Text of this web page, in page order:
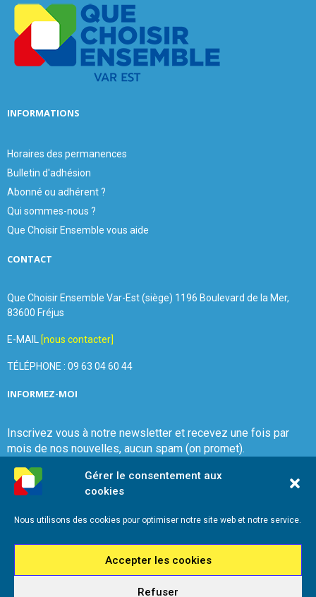
Gérer le consentement aux
cookies
Nous utilisons des cookies pour optimiser notre site web et notre service.
Accepter les cookies
Refuser
INFORMATIONS
Horaires des permanences
Bulletin d'adhésion
Abonné ou adhérent ?
Qui sommes-nous ?
Que Choisir Ensemble vous aide
CONTACT
Que Choisir Ensemble Var-Est (siège) 1196 Boulevard de la Mer,
83600 Fréjus
E-MAIL [nous contacter]
TÉLÉPHONE : 09 63 04 60 44
INFORMEZ-MOI
Inscrivez vous à notre newsletter et recevez une fois par
mois de nos nouvelles, aucun spam (on promet).